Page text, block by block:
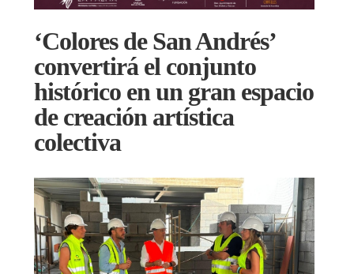
‘Colores de San Andrés’
convertirá el conjunto
histórico en un gran espacio
de creación artística
colectiva